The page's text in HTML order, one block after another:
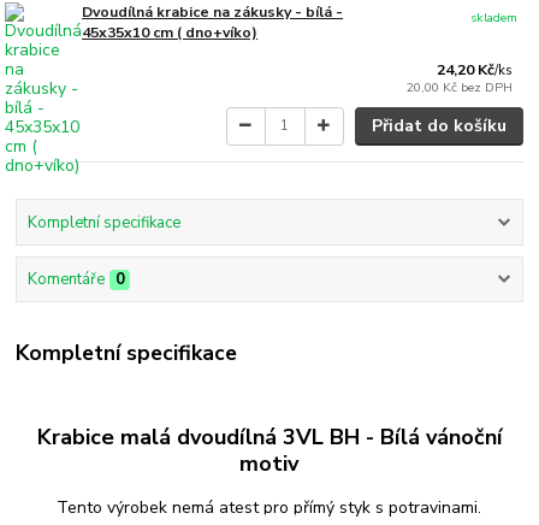
Dvoudílná krabice na zákusky - bílá -
45x35x10 cm ( dno+víko)
24,20 Kč/ks
20,00 Kč bez DPH
skladem
Přidat do košíku
Kompletní specifikace
Komentáře 0
Kompletní specifikace
Krabice malá dvoudílná 3VL BH - Bílá vánoční
motiv
Tento výrobek nemá atest pro přímý styk s potravinami.